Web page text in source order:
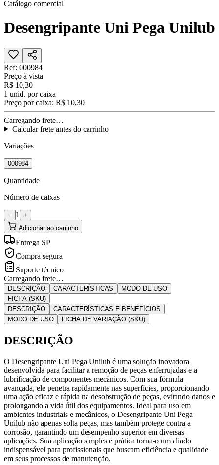
Catálogo comercial
Desengripante Uni Pega Unilub
Ref: 000984
Preço à vista
R$ 10,30
1 unid. por caixa
Preço por caixa: R$ 10,30
Carregando frete…
Calcular frete antes do carrinho
Variações
000984
Quantidade
Número de caixas
− 1
+
Adicionar ao carrinho
Entrega SP
Compra segura
Suporte técnico
Carregando frete…
DESCRIÇÃO CARACTERÍSTICAS
MODO DE USO
FICHA (SKU)
DESCRIÇÃO
CARACTERÍSTICAS E BENEFÍCIOS
MODO DE USO
FICHA DE VARIAÇÃO (SKU)
DESCRIÇÃO
O Desengripante Uni Pega Unilub é uma solução inovadora
desenvolvida para facilitar a remoção de peças enferrujadas e a
lubrificação de componentes mecânicos. Com sua fórmula
avançada, ele penetra rapidamente nas superfícies, proporcionando
uma ação eficaz e rápida na desobstrução de peças, evitando danos e
prolongando a vida útil dos equipamentos. Ideal para uso em
ambientes industriais e mecânicos, o Desengripante Uni Pega
Unilub não apenas solta peças, mas também protege contra a
corrosão, garantindo um desempenho superior em diversas
aplicações. Sua aplicação simples e prática torna-o um aliado
indispensável para profissionais que buscam eficiência e qualidade
em seus processos de manutenção.